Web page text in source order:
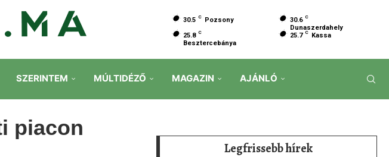
30.5 C Pozsony 30.6 C
Dunaszerdahely
25.8 C
Besztercebánya
25.7 C Kassa
SZERINTEM MÚLTIDÉZŐ MAGAZIN AJÁNLÓ
piacon
Legfrissebb hírek